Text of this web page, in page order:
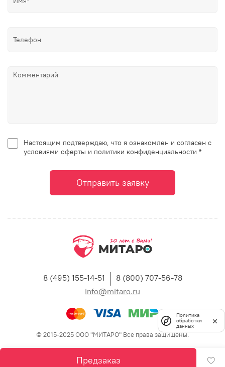
Предзаказ
Настоящим подтверждаю, что я ознакомлен и согласен с
условиями оферты и политики конфиденциальности *
Отправить заявку
8 (495) 155-14-51
8 (800) 707-56-78
info@mitaro.ru
© 2015-2025 ООО "МИТАРО" Все права защищены.
Политика
обработки
данных